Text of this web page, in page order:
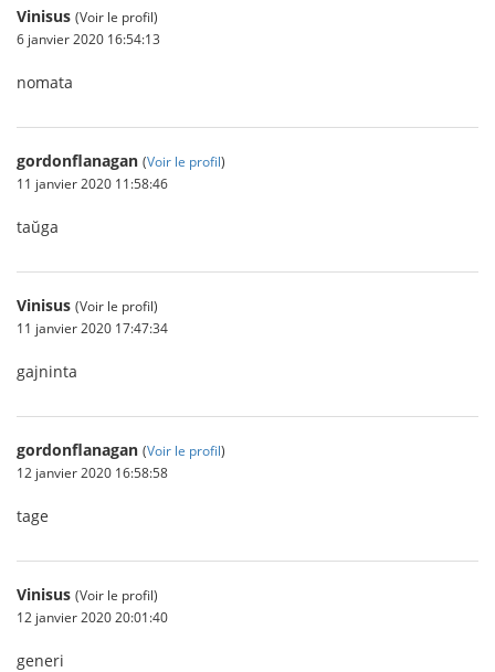
Vinisus (Voir le profil)
6 janvier 2020 16:54:13
nomata
gordonflanagan (Voir le profil)
11 janvier 2020 11:58:46
taŭga
Vinisus (Voir le profil)
11 janvier 2020 17:47:34
gajninta
gordonflanagan (Voir le profil)
12 janvier 2020 16:58:58
tage
Vinisus (Voir le profil)
12 janvier 2020 20:01:40
generi